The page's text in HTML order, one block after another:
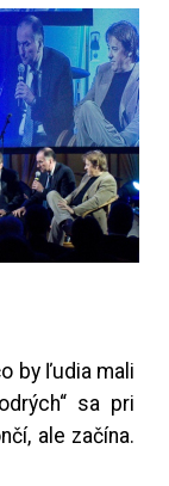
by ľudia mali
sa pri
ale začína.